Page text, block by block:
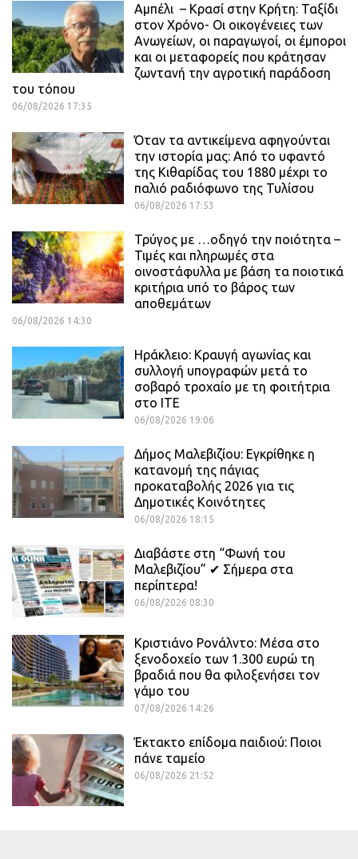
Αμπέλι – Κρασί στην Κρήτη: Ταξίδι
στον Χρόνο- Οι οικογένειες των
Ανωγείων, οι παραγωγοί, οι έμποροι
και οι μεταφορείς που κράτησαν
ζωντανή την αγροτική παράδοση
του τόπου
06/08/2026 17:35
Όταν τα αντικείμενα αφηγούνται
την ιστορία μας: Από το υφαντό
της Κιθαρίδας του 1880 μέχρι το
παλιό ραδιόφωνο της Τυλίσου
06/08/2026 17:53
Τρύγος με …οδηγό την ποιότητα –
Τιμές και πληρωμές στα
οινοστάφυλλα με βάση τα ποιοτικά
κριτήρια υπό το βάρος των
αποθεμάτων
06/08/2026 14:30
Ηράκλειο: Κραυγή αγωνίας και
συλλογή υπογραφών μετά το
σοβαρό τροχαίο με τη φοιτήτρια
στο ΙΤΕ
06/08/2026 19:06
Δήμος Μαλεβιζίου: Εγκρίθηκε η
κατανομή της πάγιας
προκαταβολής 2026 για τις
Δημοτικές Κοινότητες
06/08/2026 18:15
Διαβάστε στη “Φωνή του
Μαλεβιζίου” ✔ Σήμερα στα
περίπτερα!
06/08/2026 08:30
Κριστιάνο Ρονάλντο: Μέσα στο
ξενοδοχείο των 1.300 ευρώ τη
βραδιά που θα φιλοξενήσει τον
γάμο του
07/08/2026 14:26
Έκτακτο επίδομα παιδιού: Ποιοι
πάνε ταμείο
06/08/2026 21:52